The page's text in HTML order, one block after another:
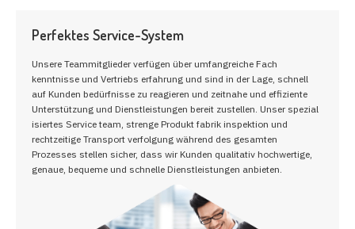
Perfektes Service-System
Unsere Teammitglieder verfügen über umfangreiche Fach
kenntnisse und Vertriebs erfahrung und sind in der Lage, schnell
auf Kunden bedürfnisse zu reagieren und zeitnahe und effiziente
Unterstützung und Dienstleistungen bereit zustellen. Unser spezial
isiertes Service team, strenge Produkt fabrik inspektion und
rechtzeitige Transport verfolgung während des gesamten
Prozesses stellen sicher, dass wir Kunden qualitativ hochwertige,
genaue, bequeme und schnelle Dienstleistungen anbieten.